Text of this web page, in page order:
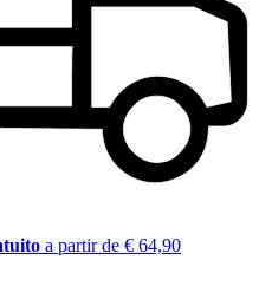
a partir de € 64,90